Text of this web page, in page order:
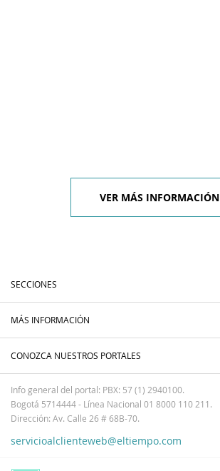
VER MÁS INFORMACIÓN
SECCIONES
MÁS INFORMACIÓN
CONOZCA NUESTROS PORTALES
Info general del portal: PBX: 57 (1) 2940100.
Bogotá 5714444 - Línea Nacional 01 8000 110 211.
Dirección: Av. Calle 26 # 68B-70.
servicioalclienteweb@eltiempo.com